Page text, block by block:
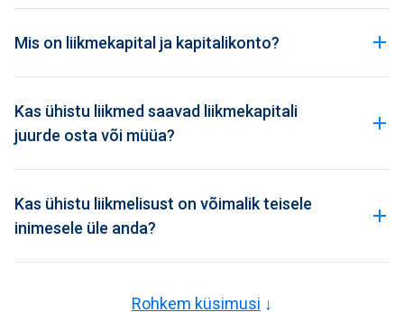
Mis on liikmekapital ja kapitalikonto?
Kas ühistu liikmed saavad liikmekapitali
juurde osta või müüa?
Kas ühistu liikmelisust on võimalik teisele
inimesele üle anda?
Rohkem küsimusi